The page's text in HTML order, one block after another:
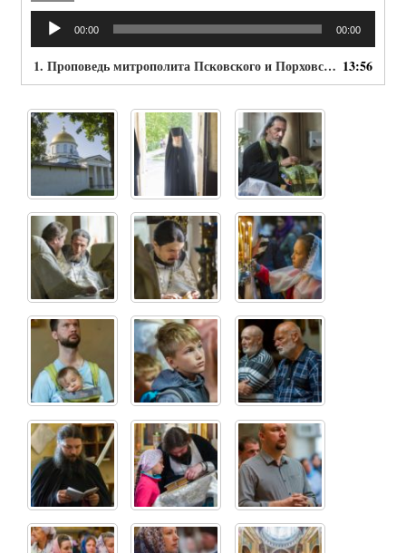
Аудиоплеер
00:00 00:00
1. Проповедь митрополита Псковского и Порховского Тихона в Неделю 9-ю по Пятидесятнице 13:56